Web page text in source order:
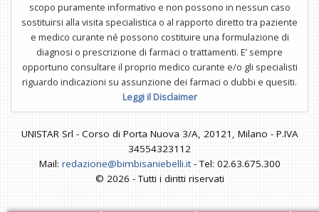
scopo puramente informativo e non possono in nessun caso
sostituirsi alla visita specialistica o al rapporto diretto tra paziente
e medico curante né possono costituire una formulazione di
diagnosi o prescrizione di farmaci o trattamenti. E’ sempre
opportuno consultare il proprio medico curante e/o gli specialisti
riguardo indicazioni su assunzione dei farmaci o dubbi e quesiti.
Leggi il Disclaimer
UNISTAR Srl - Corso di Porta Nuova 3/A, 20121, Milano - P.IVA
34554323112
Mail: redazione@bimbisaniebelli.it- Tel: 02.63.675.300
© 2026 - Tutti i diritti riservati